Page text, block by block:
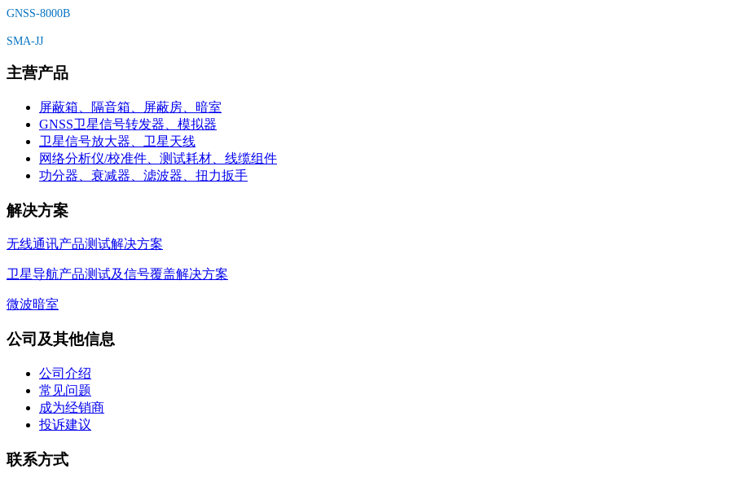
GNSS-8000B
SMA-JJ
主营产品
屏蔽箱、隔音箱、屏蔽房、暗室
GNSS卫星信号转发器、模拟器
卫星信号放大器、卫星天线
网络分析仪/校准件、测试耗材、线缆组件
功分器、衰减器、滤波器、扭力扳手
解决方案
无线通讯产品测试解决方案
卫星导航产品测试及信号覆盖解决方案
微波暗室
公司及其他信息
公司介绍
常见问题
成为经销商
投诉建议
联系方式